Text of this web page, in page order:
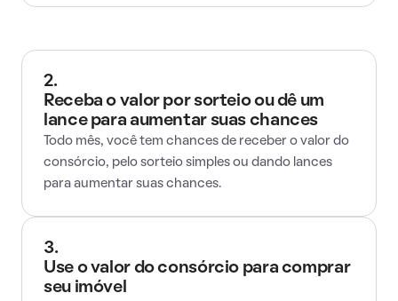
2.
Receba o valor por sorteio ou dê um
lance para aumentar suas chances
Todo mês, você tem chances de receber o valor do
consórcio, pelo sorteio simples ou dando lances
para aumentar suas chances.
3.
Use o valor do consórcio para comprar
seu imóvel